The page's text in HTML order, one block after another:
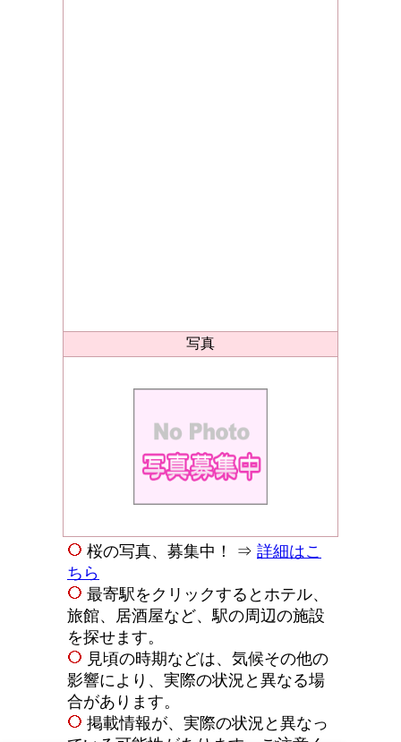
写真
桜の写真、募集中！ ⇒ 詳細はこ
ちら
最寄駅をクリックするとホテル、
旅館、居酒屋など、駅の周辺の施設
を探せます。
見頃の時期などは、気候その他の
影響により、実際の状況と異なる場
合があります。
掲載情報が、実際の状況と異なっ